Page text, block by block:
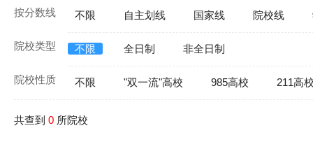
按分数线 不限 自主划线 国家线 院校线
院校类型 不限 全日制 非全日制
院校性质 不限 "双一流"高校 985高校 211高
共查到 0 所院校